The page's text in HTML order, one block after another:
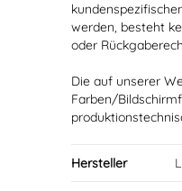
werden, besteht
oder
Die auf unserer
Farben/
Hersteller